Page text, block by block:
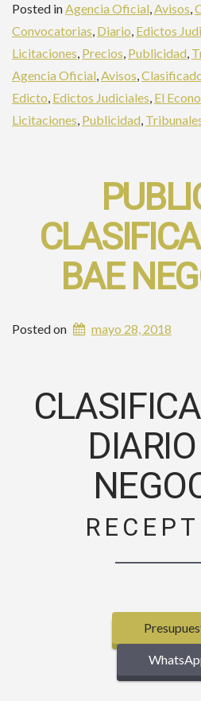
en
El
Economista»
Posted inAgencia Oficial,Avisos,
Convocatorias, Diario, Edictos
Licitaciones, Precios, Publicidad,
Agencia Oficial,Avisos,
Edicto, Edictos Judiciales, El
Licitaciones, Publicidad,
BAE
Posted on mayo 28, 2018